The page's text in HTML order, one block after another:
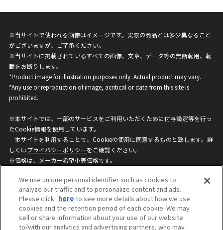
※当サイトで使われる画像はイメージです。実際の商品とは多少異なること
がございますが、ご了承ください。
※当サイトに掲載されているすべての画像、文章、データ等の無断転用、転
載をお断りします。
*Product image for illustration purposes only. Actual product may vary.
*Any use or reproduction of image, acritical or data from this site is
prohibited.
※本サイトでは、一部のサービスをご利用いただくために付与設定等を行っ
たCookie情報を使用しています。
本サイトを利用することで、Cookieの使用に同意するものと致します。詳
しくはプライバシーポリシーをご確認ください。
※価格は、メーカー希望小売価格です。
ざいますのでご了承ください。
privacypolicy
Do Not Sell or Share My
Personal Information
We use unique personal identifier such as cookies to
analyze our traffic and to personalize content and ads.
Please click here to see more details about how we use
cookies and the retention period of each cookie. We may
sell or share information about your use of our website
to/with our analytics and advertising partners, who may